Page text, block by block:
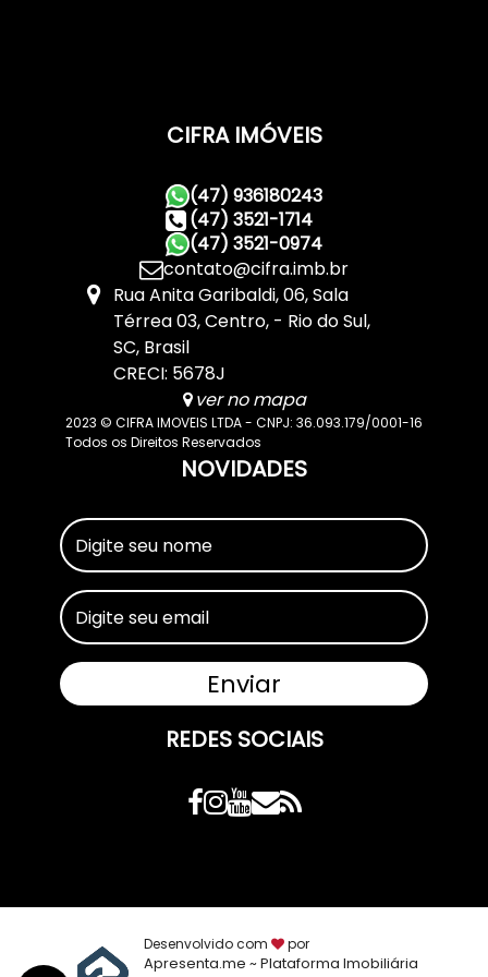
CIFRA IMÓVEIS
(47) 936180243
(47) 3521-1714
(47) 3521-0974
contato@cifra.imb.br
Rua Anita Garibaldi,06,Sala
Térrea 03,Centro, Rio do Sul,
SC, Brasil
CRECI: 5678J
ver no mapa
2023 © CIFRA IMOVEIS LTDA - CNPJ: 36.093.179/0001-16
Todos os Direitos Reservados
NOVIDADES
REDES SOCIAIS
Desenvolvido com por
Apresenta.me ~ Plataforma Imobiliária